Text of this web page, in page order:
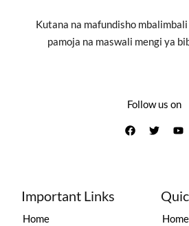
Kutana na mafundisho
pamoja na maswali mengi ya
Follow us on
Important Links
Home Home